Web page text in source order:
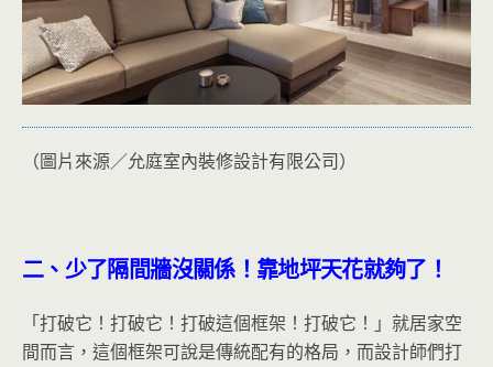
（圖片來源／允庭室內裝修設計有限公司）
二、少了隔間牆沒關係！靠地坪天花就夠了！
「打破它！打破它！打破這個框架！打破它！」就居家空
間而言，這個框架可說是傳統配有的格局，而設計師們打